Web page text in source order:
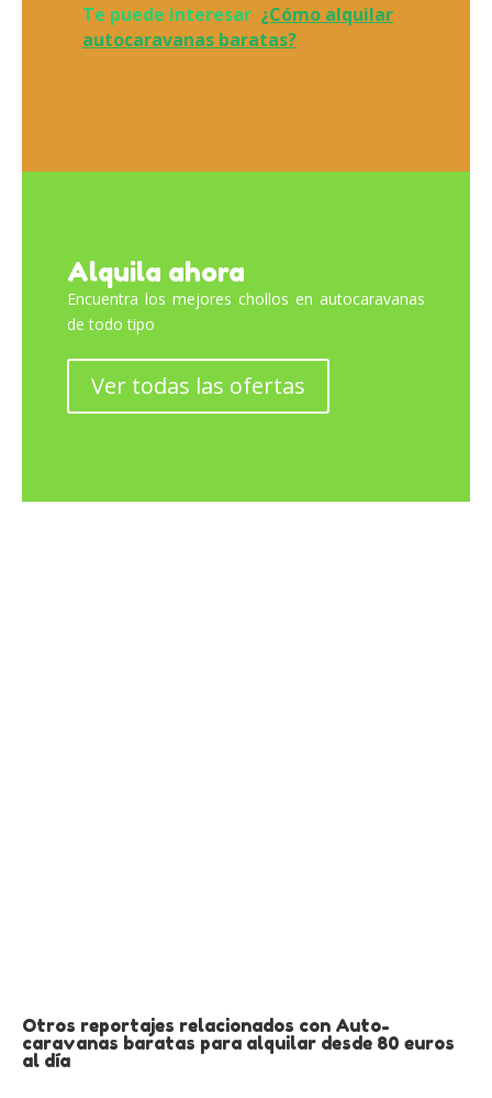
Te puede interesar ¿Cómo alquilar
autocaravanas baratas?
Alquila ahora
Encuentra los mejores chollos en autocaravanas
de todo tipo
Ver todas las ofertas
Otros reportajes relacionados con Auto-
caravanas baratas para alquilar desde 80 euros
al día